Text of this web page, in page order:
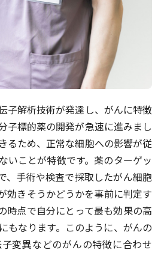
⼦解析技術が発達し、がんに特徴
⼦標的薬の開発が急速に進みまし
るため、正常な細胞への影響が従
いことが特徴です。薬のターゲッ
、⼿術や検査で採取したがん細胞
効きそうかどうかを事前に判定す
時点で⾃分にとって最も効果の⾼
もなります。このように、がんの
変異などのがんの特徴に合わせ